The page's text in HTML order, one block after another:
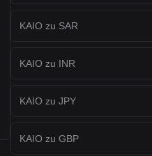
KAIO zu SAR
KAIO zu INR
KAIO zu JPY
KAIO zu GBP